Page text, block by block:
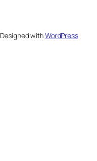
Designed withWordPress